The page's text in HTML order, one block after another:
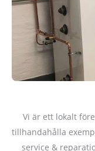
Vi är ett lokalt
tillhandahålla
service &